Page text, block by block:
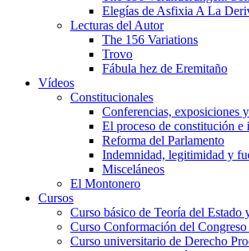
Elegías de Asfixia A La
Lecturas del Autor
The 156 Variations
Trovo
Fábula hez de Eremitaño
Vídeos
Constitucionales
Conferencias, exposiciones
El proceso de constitución e
Reforma del Parlamento
Indemnidad, legitimidad y
Misceláneos
El Montonero
Cursos
Curso básico de Teoría del Estado
Curso Conformación del
Curso universitario de Derecho